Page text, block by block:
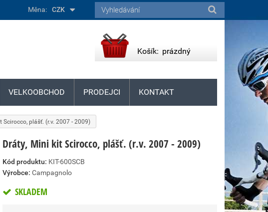
Scirocco, plášť. (r.v. 2007 - 2009)
Dráty, Mini kit Scirocco, plášť. (r.v. 2007 - 2009)
Kód produktu: KIT-600SCB
Výrobce: Campagnolo
SKLADEM
Měna: CZK
Košík: prázdný
VELKOOBCHOD PRODEJCI KONTAKT